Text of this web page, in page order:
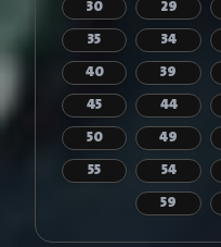
29
30
34
35
39
40
44
45
49
50
54
55
59